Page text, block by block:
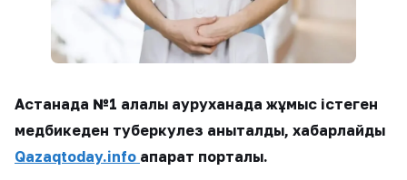
Астанада №1 қалалық ауруханада жұмыс істеген
медбикеден туберкулез анықталды, хабарлайды
Qazaqtoday.info ақпарат порталы.